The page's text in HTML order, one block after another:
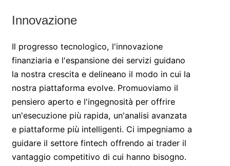
Innovazione
Il progresso tecnologico, l'innovazione
finanziaria e l'espansione dei servizi guidano
la nostra crescita e delineano il modo in cui la
nostra piattaforma evolve. Promuoviamo il
pensiero aperto e l'ingegnosità per offrire
un'esecuzione più rapida, un'analisi avanzata
e piattaforme più intelligenti. Ci impegniamo a
guidare il settore fintech offrendo ai trader il
vantaggio competitivo di cui hanno bisogno.